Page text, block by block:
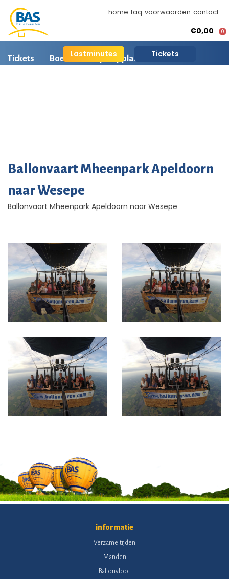
home faq voorwaarden contact
Lastminutes Tickets
€0,00 0
Tickets Boeken Opstapplaatsen
Ballonvaart Mheenpark Apeldoorn
naar Wesepe
Ballonvaart Mheenpark Apeldoorn naar Wesepe
informatie
Verzameltijden
Manden
Ballonvloot